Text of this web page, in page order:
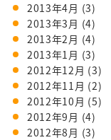
2013年4月 (3)
2013年3月 (4)
2013年2月 (4)
2013年1月 (3)
2012年12月 (3)
2012年11月 (2)
2012年10月 (5)
2012年9月 (4)
2012年8月 (3)